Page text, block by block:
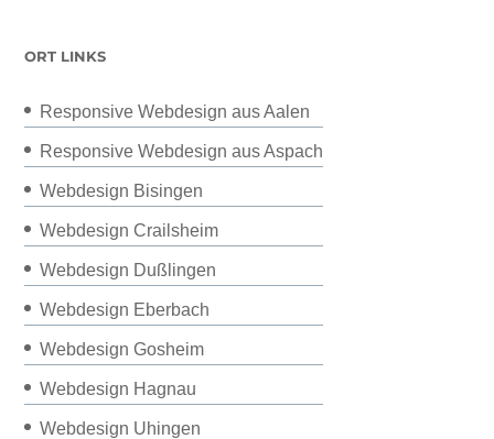
ORT LINKS
Responsive Webdesign aus Aalen
Responsive Webdesign aus Aspach
Webdesign Bisingen
Webdesign Crailsheim
Webdesign Dußlingen
Webdesign Eberbach
Webdesign Gosheim
Webdesign Hagnau
Webdesign Uhingen